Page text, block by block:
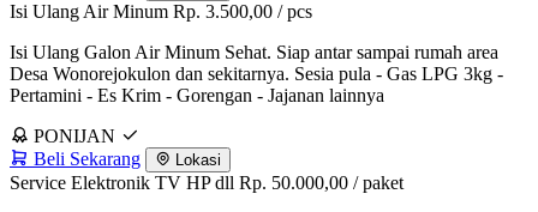
Isi Ulang Air Minum Rp. 3.500,00 / pcs
Isi Ulang Galon Air Minum Sehat. Siap antar sampai rumah area
Desa Wonorejokulon dan sekitarnya. Sesia pula - Gas LPG 3kg -
Pertamini - Es Krim - Gorengan - Jajanan lainnya
PONIJAN
Beli Sekarang
Lokasi
Service Elektronik TV HP dll Rp. 50.000,00 / paket